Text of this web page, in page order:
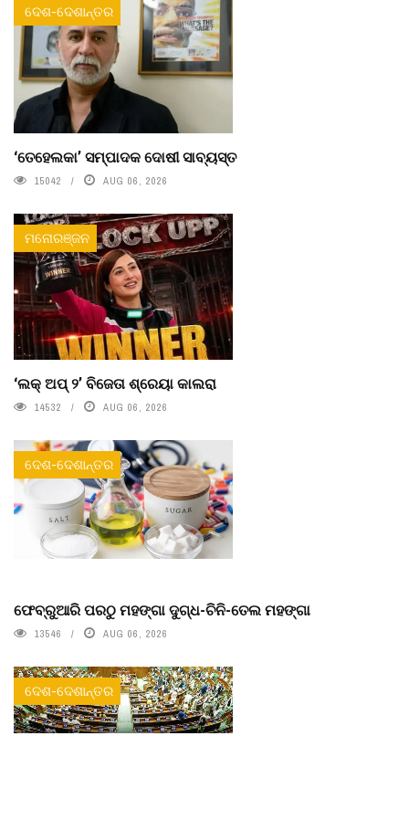
ଦେଶ-ଦେଶାନ୍ତର
‘ତେହେଲକା’ ସମ୍ପାଦକ ଦୋଷୀ ସାବ୍ୟସ୍ତ
15042 AUG 06, 2026
ମନୋରଞ୍ଜନ
‘ଲକ୍ ଅପ୍ ୨’ ବିଜେତା ଶ୍ରେୟା କାଲରା
14532 AUG 06, 2026
ଦେଶ-ଦେଶାନ୍ତର
ଫେବ୍ରୁଆରି ପରଠୁ ମହଙ୍ଗା ଦୁଗ୍ଧ-ଚିନି-ତେଲ ମହଙ୍ଗା
13546 AUG 06, 2026
ଦେଶ-ଦେଶାନ୍ତର